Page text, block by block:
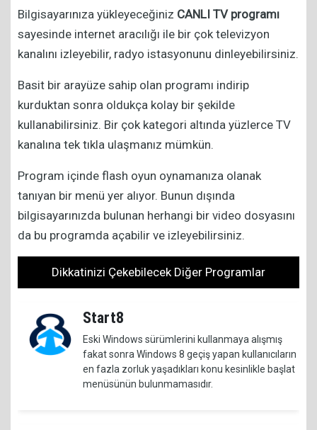
Bilgisayarınıza yükleyeceğiniz CANLI TV programı
sayesinde internet aracılığı ile bir çok televizyon
kanalını izleyebilir, radyo istasyonunu dinleyebilirsiniz.
Basit bir arayüze sahip olan programı indirip
kurduktan sonra oldukça kolay bir şekilde
kullanabilirsiniz. Bir çok kategori altında yüzlerce TV
kanalına tek tıkla ulaşmanız mümkün.
Program içinde flash oyun oynamanıza olanak
tanıyan bir menü yer alıyor. Bunun dışında
bilgisayarınızda bulunan herhangi bir video dosyasını
da bu programda açabilir ve izleyebilirsiniz.
Dikkatinizi Çekebilecek Diğer Programlar
Start8
Eski Windows sürümlerini kullanmaya alışmış
fakat sonra Windows 8 geçiş yapan kullanıcıların
en fazla zorluk yaşadıkları konu kesinlikle başlat
menüsünün bulunmamasıdır.